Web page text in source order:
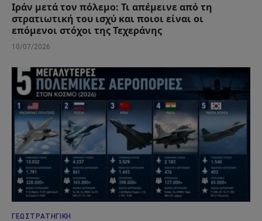
Ιράν μετά τον πόλεμο: Τι απέμεινε από τη
στρατιωτική του ισχύ και ποιοι είναι οι
επόμενοι στόχοι της Τεχεράνης
10/07/2026
ΓΕΩΣΤΡΑΤΗΓΙΚΉ